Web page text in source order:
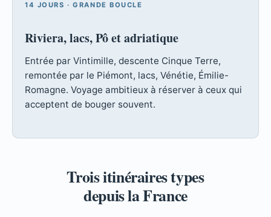
14 JOURS · GRANDE BOUCLE
Riviera, lacs, Pô et adriatique
Entrée par Vintimille, descente Cinque Terre,
remontée par le Piémont, lacs, Vénétie, Émilie-
Romagne. Voyage ambitieux à réserver à ceux qui
acceptent de bouger souvent.
Trois itinéraires types
depuis la France